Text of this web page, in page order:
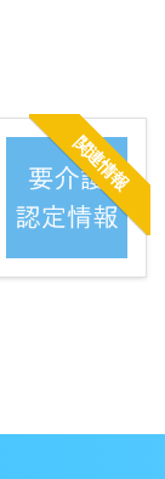
関連情報